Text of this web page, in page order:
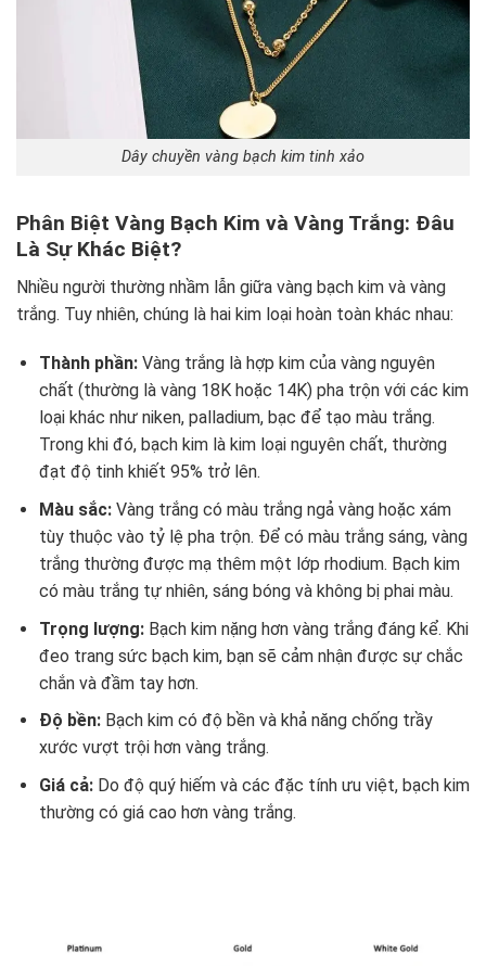
Dây chuyền vàng bạch kim tinh xảo
Phân Biệt Vàng Bạch Kim và Vàng Trắng: Đâu
Là Sự Khác Biệt?
Nhiều người thường nhầm lẫn giữa vàng bạch kim và vàng
trắng. Tuy nhiên, chúng là hai kim loại hoàn toàn khác nhau:
Thành phần:Vàng trắng là hợp kim của vàng nguyên
chất (thường là vàng 18K hoặc 14K) pha trộn với các kim
loại khác như niken, palladium, bạc để tạo màu trắng.
Trong khi đó, bạch kim là kim loại nguyên chất, thường
đạt độ tinh khiết 95% trở lên.
Màu sắc:Vàng trắng có màu trắng ngả vàng hoặc xám
tùy thuộc vào tỷ lệ pha trộn. Để có màu trắng sáng, vàng
trắng thường được mạ thêm một lớp rhodium. Bạch kim
có màu trắng tự nhiên, sáng bóng và không bị phai màu.
Trọng lượng:Bạch kim nặng hơn vàng trắng đáng kể. Khi
đeo trang sức bạch kim, bạn sẽ cảm nhận được sự chắc
chắn và đầm tay hơn.
Độ bền:Bạch kim có độ bền và khả năng chống trầy
xước vượt trội hơn vàng trắng.
Giá cả:Do độ quý hiếm và các đặc tính ưu việt, bạch kim
thường có giá cao hơn vàng trắng.